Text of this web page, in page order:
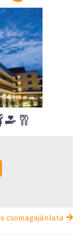
csomagajánlata